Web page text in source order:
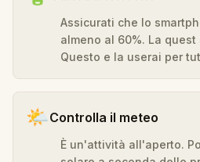
Assicurati che lo
almeno al 60%. La
Questo e la userai per
🌤️Controlla il meteo
È un'attività all'aperto.